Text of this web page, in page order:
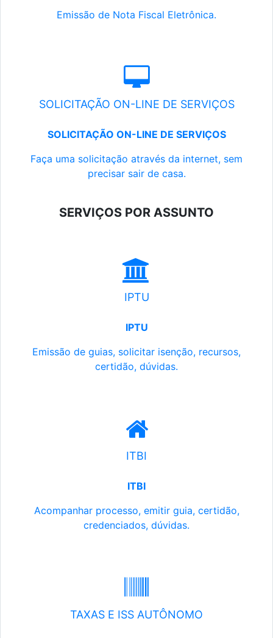
Emissão de Nota Fiscal Eletrônica.
SOLICITAÇÃO ON-LINE DE SERVIÇOS
SOLICITAÇÃO ON-LINE DE SERVIÇOS
Faça uma solicitação através da internet, sem
precisar sair de casa.
SERVIÇOS POR ASSUNTO
IPTU
IPTU
Emissão de guias, solicitar isenção, recursos,
certidão, dúvidas.
ITBI
ITBI
Acompanhar processo, emitir guia, certidão,
credenciados, dúvidas.
TAXAS E ISS AUTÔNOMO